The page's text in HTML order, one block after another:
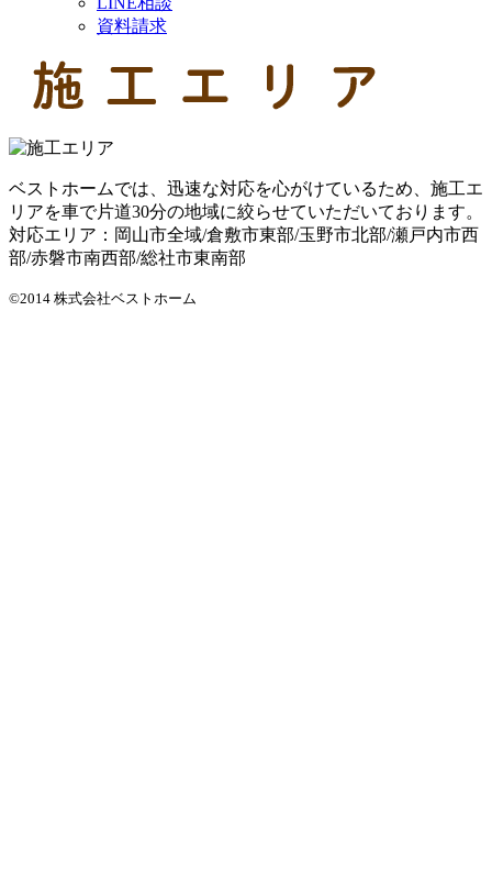
資料請求
ベストホームでは、迅速な対応を心がけているため、施工エ
リアを車で片道30分の地域に絞らせていただいております。
対応エリア：岡山市全域/倉敷市東部/玉野市北部/瀬戸内市西
部/赤磐市南西部/総社市東南部
©2014 株式会社ベストホーム